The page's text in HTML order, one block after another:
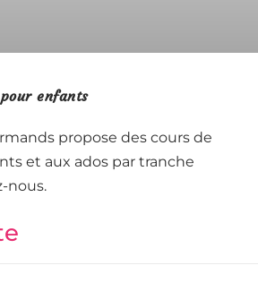
enfants
propose des cours de
et aux ados par tranche
nous.